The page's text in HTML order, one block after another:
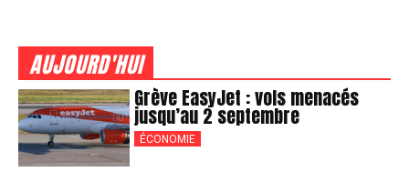
AUJOURD'HUI
Grève EasyJet : vols menacés
jusqu’au 2 septembre
ÉCONOMIE